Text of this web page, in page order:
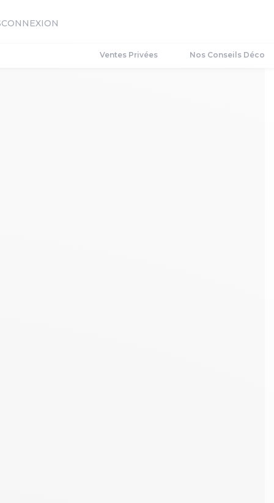
CONNEXION
Ventes Privées Nos Conseils Déco